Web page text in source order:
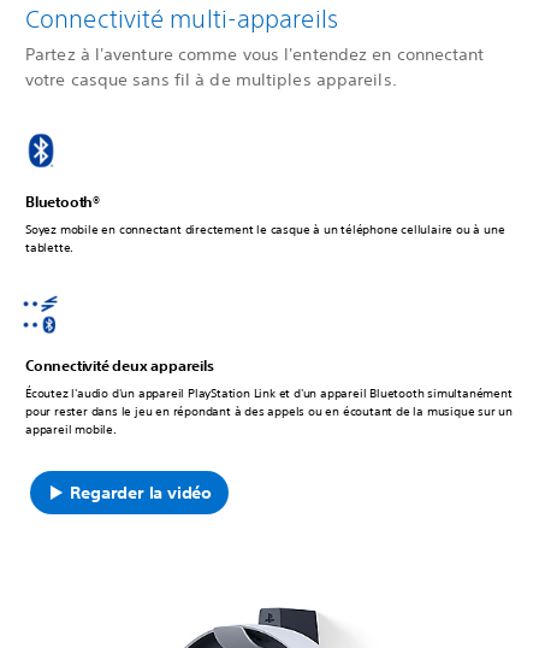
Connectivité multi-appareils
Partez à l'aventure comme vous l'entendez en connectant
votre casque sans fil à de multiples appareils.
Bluetooth®
Soyez mobile en connectant directement le casque à un téléphone cellulaire ou à une
tablette.
Connectivité deux appareils
Écoutez l'audio d'un appareil PlayStation Link et d'un appareil Bluetooth simultanément
pour rester dans le jeu en répondant à des appels ou en écoutant de la musique sur un
appareil mobile.
Regarder la vidéo